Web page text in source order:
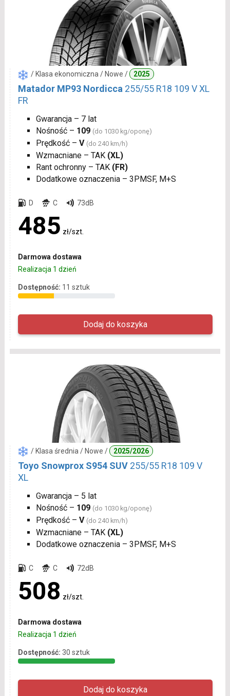
/ Klasa ekonomiczna / Nowe / 2025
Matador MP93 Nordicca 255/55 R18 109 V XL
FR
Gwarancja – 7 lat
Nośność – 109 (do 1030 kg/oponę)
Prędkość – V (do 240 km/h)
Wzmacniane – TAK (XL)
Rant ochronny – TAK (FR)
Dodatkowe oznaczenia – 3PMSF, M+S
D C 73dB
485 zł/szt.
Darmowa dostawa
Realizacja 1 dzień
Dostępność: 11 sztuk
/ Klasa średnia / Nowe / 2025/2026
Toyo Snowprox S954 SUV 255/55 R18 109 V
XL
Gwarancja – 5 lat
Nośność – 109 (do 1030 kg/oponę)
Prędkość – V (do 240 km/h)
Wzmacniane – TAK (XL)
Dodatkowe oznaczenia – 3PMSF, M+S
C C 72dB
508 zł/szt.
Darmowa dostawa
Realizacja 1 dzień
Dostępność: 30 sztuk